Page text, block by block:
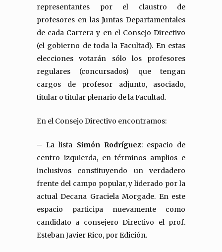
representantes por el claustro de
profesores en las Juntas Departamentales
de cada Carrera y en el Consejo Directivo
(el gobierno de toda la Facultad). En estas
elecciones votarán sólo los profesores
regulares (concursados) que tengan
cargos de profesor adjunto, asociado,
titular o titular plenario de la Facultad.
En el Consejo Directivo encontramos:
– La lista Simón Rodríguez: espacio de
centro izquierda, en términos amplios e
inclusivos constituyendo un verdadero
frente del campo popular, y liderado por la
actual Decana Graciela Morgade. En este
espacio participa nuevamente como
candidato a consejero Directivo el prof.
Esteban Javier Rico, por Edición.